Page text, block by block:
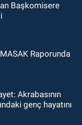
Başkomisere
Raporunda
Akrabasının
genç hayatını